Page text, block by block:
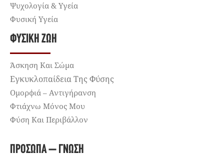
Ψυχολογία & Υγεία
Φυσική Υγεία
ΦΥΣΙΚΉ ΖΩΉ
Άσκηση Και Σώμα
Εγκυκλοπαίδεια Της Φύσης
Ομορφιά – Αντιγήρανση
Φτιάχνω Μόνος Μου
Φύση Και Περιβάλλον
ΠΡΌΣΩΠΑ – ΓΝΏΣΗ